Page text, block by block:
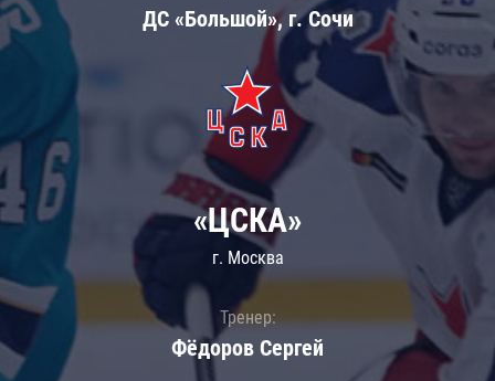
ДС «Большой», г. Сочи
«ЦСКА»
г. Москва
Тренер:
Фёдоров Сергей